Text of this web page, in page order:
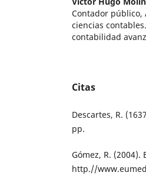
Contador público,
ciencias
contabilidad
Citas
Descartes, R.
pp.
Gómez, R.
http.//